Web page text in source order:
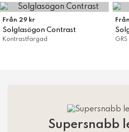
Från 29 kr
Solglasögon Contrast
Kontrastfärgad
Supersnabb